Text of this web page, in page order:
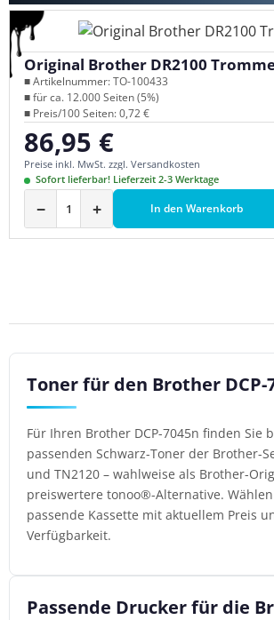
Original Brother DR2100
■ Artikelnummer: TO-100433
■ für ca. 12.000 Seiten (5%)
■ Preis/100 Seiten: 0,72 €
Regulärer Preis:
86,95 €
Preise inkl. MwSt. zzgl. Versandkosten
Sofort lieferbar! Lieferzeit 2-3 Werktage
− + In den Warenkorb
Toner für den Brother DCP-
Für Ihren Brother DCP-7045n finden Sie
passenden Schwarz-Toner der Brother-
und TN2120 – wahlweise als Brother-
preiswertere tonoo®-Alternative.
passende Kassette mit aktuellem Preis
Verfügbarkeit.
Passende Drucker für die